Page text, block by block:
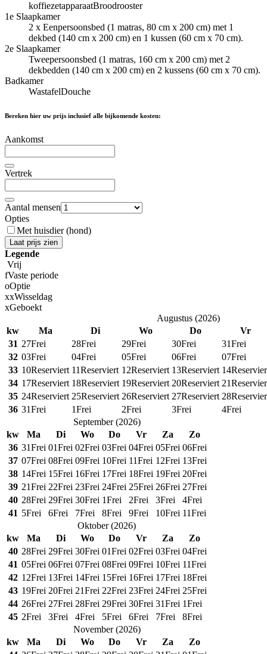
koffiezetapparaatBroodrooster
1e Slaapkamer
2 x Eenpersoonsbed (1 matras, 80 cm x 200 cm) met 1
dekbed (140 cm x 200 cm) en 1 kussen (60 cm x 70 cm).
2e Slaapkamer
Tweepersoonsbed (1 matras, 160 cm x 200 cm) met 2
dekbedden (140 cm x 200 cm) en 2 kussens (60 cm x 70 cm).
Badkamer
WastafelDouche
Bereken hier uw prijs inclusief alle bijkomende kosten:
Aankomst
Vertrek
Aantal mensen
Opties
Met huisdier (hond)
Laat prijs zien
Legende
Vrij
fVaste periode
oOptie
xxWisseldag
xGeboekt
Augustus(2026)
kw
Ma Di Wo Do
Vr
31 27Frei 28Frei 29Frei 30Frei 31Frei
32 03Frei 04Frei 05Frei 06Frei 07Frei
33 10Reserviert 11Reserviert 12Reserviert 13Reserviert 14
34 17Reserviert 18Reserviert 19Reserviert 20Reserviert 21
35 24Reserviert 25Reserviert 26Reserviert 27Reserviert 28
36 31Frei 1Frei 2Frei 3Frei 4Frei
September(2026)
kw
Ma Di Wo Do Vr Za
Zo
36 31Frei 01Frei 02Frei 03Frei 04Frei 05Frei 06Frei
37 07Frei 08Frei 09Frei 10Frei 11Frei 12Frei 13Frei
38 14Frei 15Frei 16Frei 17Frei 18Frei 19Frei 20Frei
39 21Frei 22Frei 23Frei 24Frei 25Frei 26Frei 27Frei
40 28Frei 29Frei 30Frei 1Frei 2Frei 3Frei 4Frei
41 5Frei 6Frei 7Frei 8Frei 9Frei 10Frei 11Frei
Oktober(2026)
kw
Ma Di Wo Do Vr Za
Zo
40 28Frei 29Frei 30Frei 01Frei 02Frei 03Frei 04Frei
41 05Frei 06Frei 07Frei 08Frei 09Frei 10Frei 11Frei
42 12Frei 13Frei 14Frei 15Frei 16Frei 17Frei 18Frei
43 19Frei 20Frei 21Frei 22Frei 23Frei 24Frei 25Frei
44 26Frei 27Frei 28Frei 29Frei 30Frei 31Frei 1Frei
45 2Frei 3Frei 4Frei 5Frei 6Frei 7Frei 8Frei
November(2026)
kw
Ma Di Wo Do Vr Za
Zo